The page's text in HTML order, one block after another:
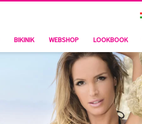
BIKINIK WEBSHOP LOOKBOOK